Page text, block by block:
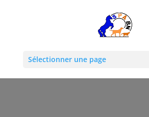
Sélectionner une page